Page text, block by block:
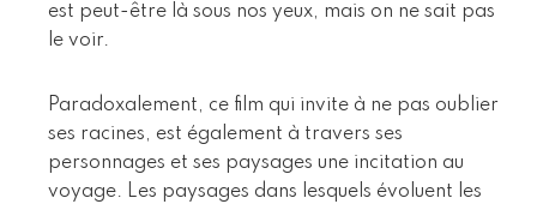
est peut-être là sous nos yeux, mais on ne sait pas
le voir.
Paradoxalement, ce film qui invite à ne pas oublier
ses racines, est également à travers ses
personnages et ses paysages une incitation au
voyage. Les paysages dans lesquels évoluent les